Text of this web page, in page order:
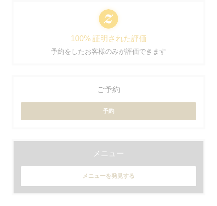
100% 証明された評価
予約をしたお客様のみが評価できます
ご予約
予約
メニュー
メニューを発見する